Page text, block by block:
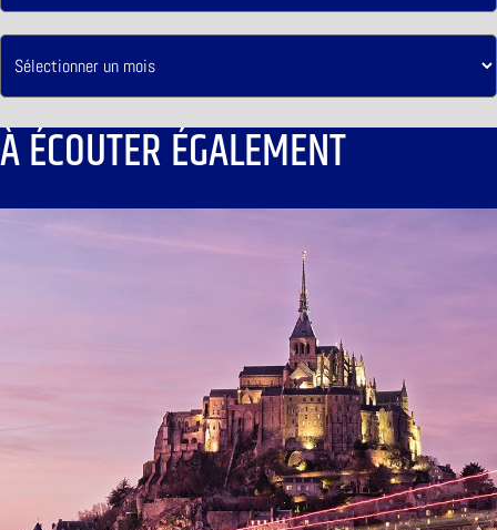
À ÉCOUTER ÉGALEMENT